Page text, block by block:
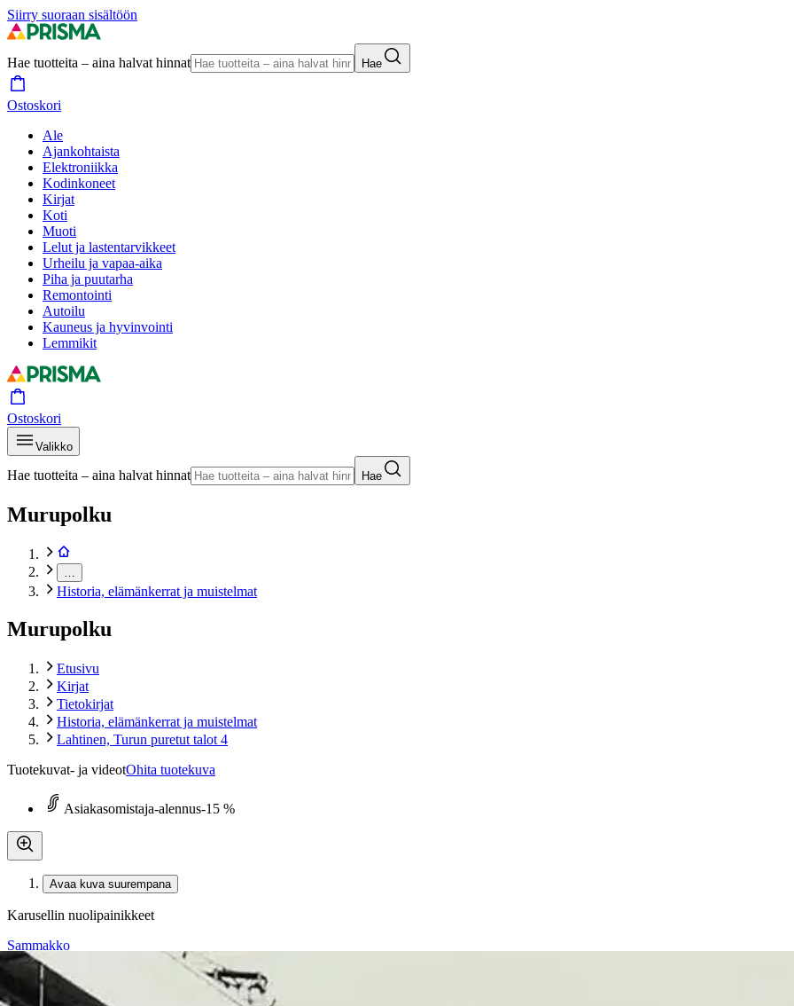
Siirry suoraan sisältöön
Hae tuotteita – aina halvat hinnat Hae
Ostoskori
Ale
Ajankohtaista
Elektroniikka
Kodinkoneet
Kirjat
Koti
Muoti
Lelut ja lastentarvikkeet
Urheilu ja vapaa-aika
Piha ja puutarha
Remontointi
Autoilu
Kauneus ja hyvinvointi
Lemmikit
Ostoskori
Valikko
Hae tuotteita – aina halvat hinnat Hae
Murupolku
Historia, elämänkerrat ja muistelmat
Murupolku
Etusivu
Kirjat
Tietokirjat
Historia, elämänkerrat ja muistelmat
Lahtinen, Turun puretut talot 4
Tuotekuvat- ja videotOhita tuotekuva
Asiakasomistaja-alennus-15 %
Avaa kuva suurempana
Karusellin nuolipainikkeet
Sammakko
Lahtinen, Turun puretut talot 4